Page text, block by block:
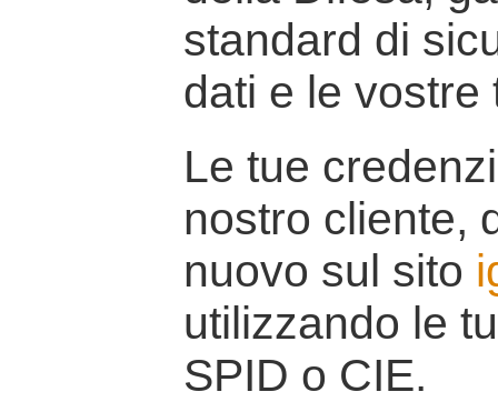
standard di
dati e le vostre
Le tue
nostro cliente,
nuovo sul sito
utilizzando le
SPID o CIE.